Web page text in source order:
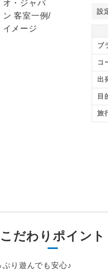
設
ブ
コ
出
目
旅
こだわりポイント
り遊んでも安心♪